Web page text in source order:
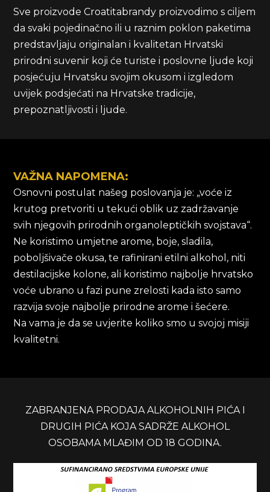
Sve proizvode Croatitabrandy proizvodimo s ciljem
da svaki pojedinačno ili u raznim poklon paketima
predstavljaju originalan i kvalitetan Hrvatski
prirodni suvenir koji će turiste i poslovne ljude koji
posjećuju Hrvatsku svojim okusom i izgledom
uvijek podsjećati na Hrvatske tradicije,
prepoznatljivosti i ljude.
VAŽNA NAPOMENA:
Osnovni postulat našeg poslovanja je: „voće iz
krutog pretvoriti u tekući oblik uz zadržavanje
svih njegovih prirodnih organoleptičkih svojstava“.
Ne koristimo umjetne arome, boje, sladila,
poboljšivače okusa, te rafinirani etilni alkohol, niti
destilacijske kolone, ali koristimo najbolje hrvatsko
voće ubrano u fazi pune zrelosti kada isto samo
razvija svoje najbolje prirodne arome i šećere.
Na vama je da se uvjerite koliko smo u svojoj misiji
kvalitetni.
ZABRANJENA PRODAJA ALKOHOLNIH PIĆA I
DRUGIH PIĆA KOJA SADRŽE ALKOHOL
OSOBAMA MLAĐIM OD 18 GODINA.